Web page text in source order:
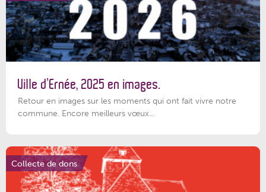
Ville d’Ernée, 2025 en images.
Retour en images sur les moments qui ont fait vivre notre
commune. Encore meilleurs vœux...
Collecte de dons